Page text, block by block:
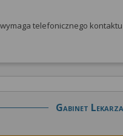
telefonicznego
Gabinet